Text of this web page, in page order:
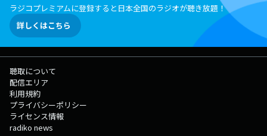
ラジコプレミアムに登録すると日本全国のラジオが聴き放題！
詳しくはこちら
聴取について
配信エリア
利用規約
プライバシーポリシー
ライセンス情報
radiko news